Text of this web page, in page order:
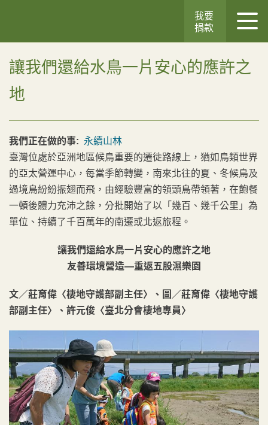
我要
捐款
讓我們還給水鳥一片安心的應許之
地
我們正在做的事: 永續山林
臺灣位處於亞洲地區候鳥重要的遷徙路線上，猶如鳥類世界
的亞太營運中心，每當季節轉變，南來北往的夏、冬候鳥及
過境鳥紛紛振翅而飛，由經驗豐富的領頭鳥帶領著，在飽餐
一頓後體力充沛之餘，分批開始了以「幾百、幾千公里」為
單位、持續了千百萬年的南遷或北返旅程。
讓我們還給水鳥一片安心的應許之地
友善環境營造—重返五股濕樂園
文／莊育偉〈棲地守護部副主任〉、圖／莊育偉〈棲地守護
部副主任〉、許元俊〈臺北分會棲地專員〉